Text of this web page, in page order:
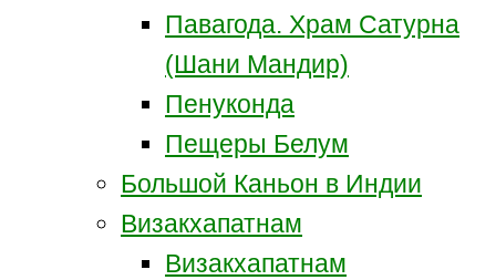
Павагода. Храм Сатурна
(Шани Мандир)
Пенуконда
Пещеры Белум
Большой Каньон в Индии
Визакхапатнам
Визакхапатнам